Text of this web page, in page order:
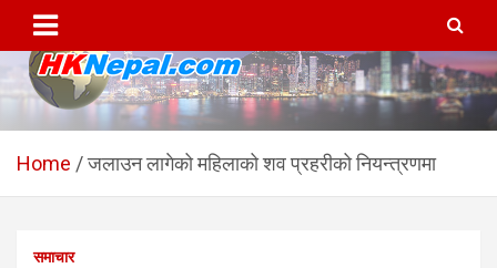
content
HKNepal.com – हङकङबाट
सञ्चालित पहिलो नेपाली अनलाईन
hknepal, hknepal.com, hk nepal, hk nepal com
Home जलाउन लागेको महिलाको शव प्रहरीको नियन्त्रणमा
समाचार